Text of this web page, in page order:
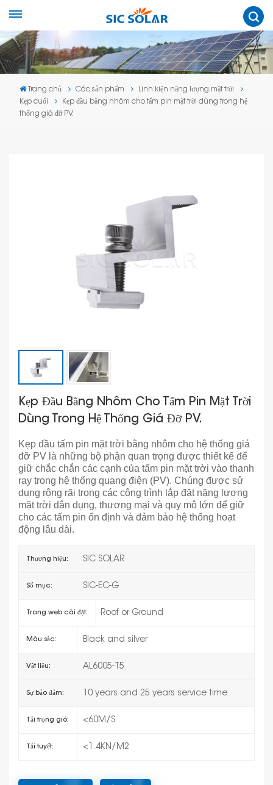
Trang chủ Các sản phẩm
Linh kiện năng lượng mặt trời
Kẹp cuối
Kẹp đầu bằng nhôm cho tấm pin mặt trời dùng trong hệ
thống giá đỡ PV.
Kẹp Đầu Bằng Nhôm Cho Tấm Pin Mặt Trời
Dùng Trong Hệ Thống Giá Đỡ PV.
Kẹp đầu tấm pin mặt trời bằng nhôm cho hệ thống giá
đỡ PV là những bộ phận quan trọng được thiết kế để
giữ chắc chắn các cạnh của tấm pin mặt trời vào thanh
ray trong hệ thống quang điện (PV). Chúng được sử
dụng rộng rãi trong các công trình lắp đặt năng lượng
mặt trời dân dụng, thương mại và quy mô lớn để giữ
cho các tấm pin ổn định và đảm bảo hệ thống hoạt
động lâu dài.
Thương hiệu: SIC SOLAR
Số mục: SIC-EC-G
Trang web cài đặt: Roof or Ground
Màu sắc: Black and silver
Vật liệu: AL6005-T5
Sự bảo đảm: 10 years and 25 years service time
Tải trọng gió: <60M/S
Tải tuyết: <1.4KN/M2